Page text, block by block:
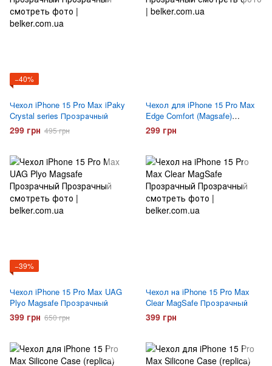
−40%
Чехол iPhone 15 Pro Max iPaky
Crystal series Прозрачный
299 грн 495 грн
Чехол для iPhone 15 Pro Max
Edge Comfort (Magsafe)
Черный
299 грн
−39%
Чехол iPhone 15 Pro Max UAG
Plyo Magsafe Прозрачный
399 грн 650 грн
Чехол на iPhone 15 Pro Max
Clear MagSafe Прозрачный
399 грн